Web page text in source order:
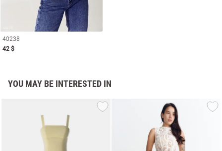
40238
42 $
YOU MAY BE INTERESTED IN